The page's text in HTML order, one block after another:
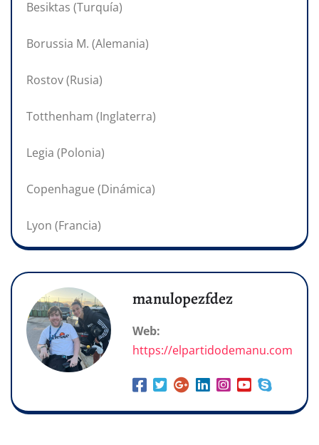
Besiktas (Turquía)
Borussia M. (Alemania)
Rostov (Rusia)
Totthenham (Inglaterra)
Legia (Polonia)
Copenhague (Dinámica)
Lyon (Francia)
manulopezfdez
Web:
https://elpartidodemanu.com